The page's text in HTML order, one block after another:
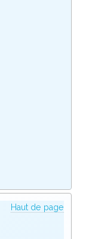
Haut de page